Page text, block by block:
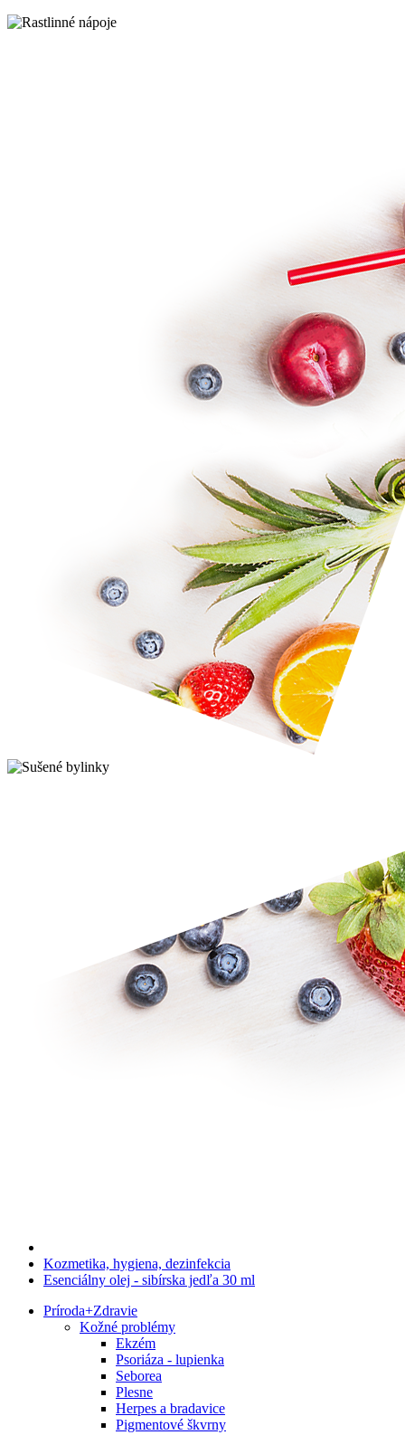
Kozmetika, hygiena, dezinfekcia
Esenciálny olej - sibírska jedľa 30 ml
Príroda+Zdravie
Kožné problémy
Ekzém
Psoriáza - lupienka
Seborea
Plesne
Herpes a bradavice
Pigmentové škvrny